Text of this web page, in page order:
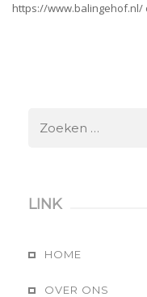
https://www.balingehof.nl/
naar:
LINK
HOME
OVER ONS